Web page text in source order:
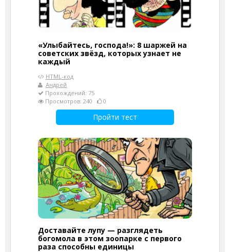
«Улыбайтесь, господа!»: 8 шаржей на
советских звёзд, которых узнает не
каждый
HTML-код
Андрей
Прохождений: 75
Просмотров: 240
0
Пройти тест
Доставайте лупу — разглядеть
богомола в этом зоопарке с первого
раза способны единицы